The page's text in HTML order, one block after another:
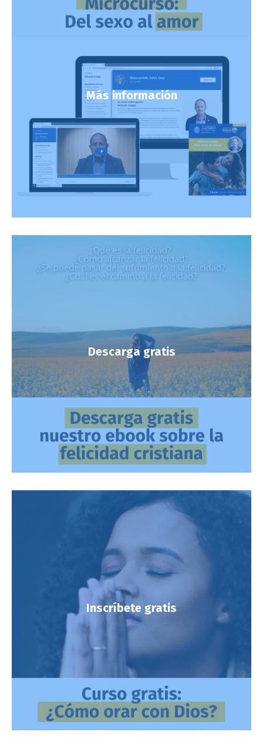
Más información
Descarga gratis
Inscríbete gratis